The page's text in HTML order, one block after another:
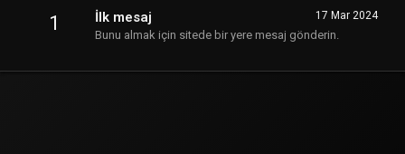
1 17 Mar 2024
İlk mesaj
Bunu almak için sitede bir yere mesaj gönderin.